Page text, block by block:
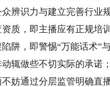
识力与建立完善行业
质，即主播应有正规培
阱，即警惕“万能话术”
辄做些不切实际的承诺
妨通过分层监管明确直